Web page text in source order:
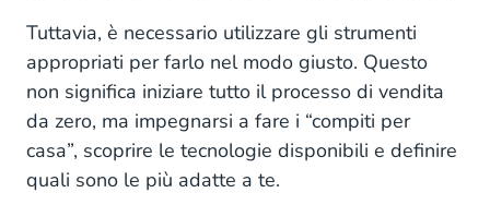
Tuttavia, è necessario utilizzare gli strumenti
appropriati per farlo nel modo giusto. Questo
non significa iniziare tutto il processo di vendita
da zero, ma impegnarsi a fare i “compiti per
casa”, scoprire le tecnologie disponibili e definire
quali sono le più adatte a te.